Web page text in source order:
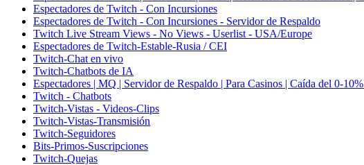
Espectadores de Twitch - Con Incursiones
Espectadores de Twitch - Con Incursiones - Servidor de Respaldo
Twitch Live Stream Views - No Views - Userlist - USA/Europe
Espectadores de Twitch-Estable-Rusia / CEI
Twitch-Chat en vivo
Twitch-Chatbots de IA
Espectadores | MQ | Servidor de Respaldo | Para Casinos | Caída del 0-
Twitch - Chatbots
Twitch-Vistas - Videos-Clips
Twitch-Vistas-Transmisión
Twitch-Seguidores
Bits-Primos-Suscripciones
Twitch-Quejas